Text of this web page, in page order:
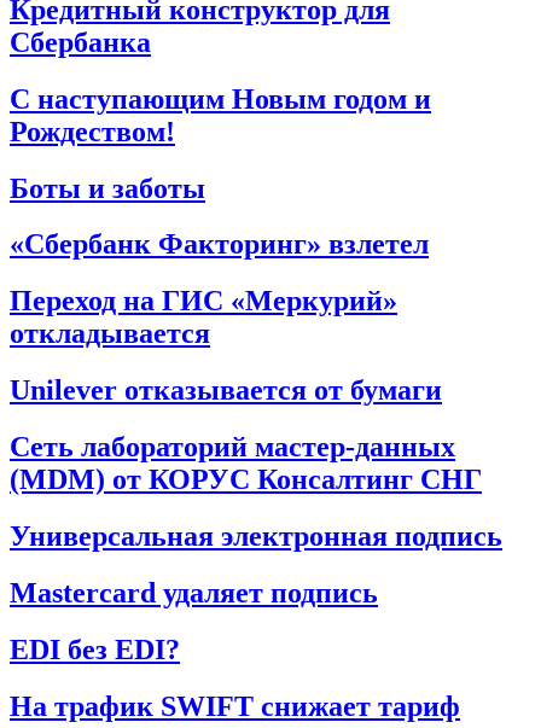
Кредитный конструктор для
Сбербанка
С наступающим Новым годом и
Рождеством!
Боты и заботы
«Сбербанк Факторинг» взлетел
Переход на ГИС «Меркурий»
откладывается
Unilever отказывается от бумаги
Сеть лабораторий мастер-данных
(MDM) от КОРУС Консалтинг СНГ
Универсальная электронная подпись
Mastercard удаляет подпись
EDI без EDI?
На трафик SWIFT снижает тариф